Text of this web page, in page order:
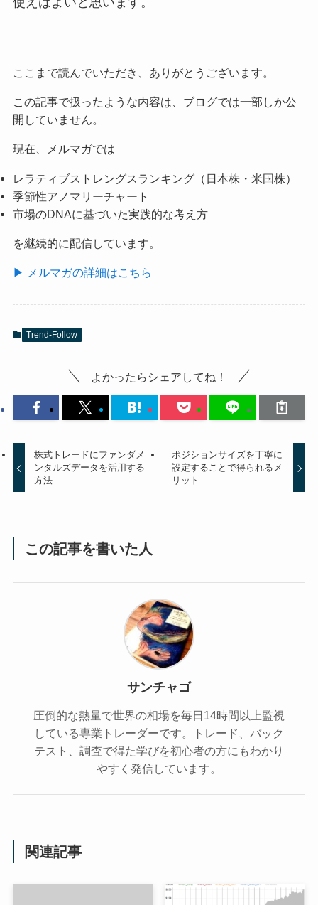
ここまで読んでいただき、ありがとうございます。
この記事で扱ったような内容は、ブログでは一部しか公
開していません。
現在、メルマガでは
レラティブストレングスランキング（日本株・米国株）
季節性アノマリーチャート
市場のDNAに基づいた実践的な考え方
を継続的に配信しています。
▶ メルマガの詳細はこちら
Trend-Follow
よかったらシェアしてね！
株式トレードにファンダメ
ンタルズデータを活用する
方法
ポジションサイズを丁寧に
設定することで得られるメ
リット
この記事を書いた人
サンチャゴ
圧倒的な熱量で世界の相場を毎日14時間以上監視
している専業トレーダーです。トレード、バック
テスト、調査で得た学びを初心者の方にもわかり
やすく発信しています。
関連記事